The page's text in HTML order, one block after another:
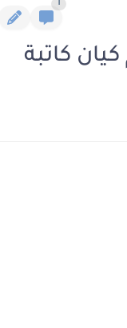
1